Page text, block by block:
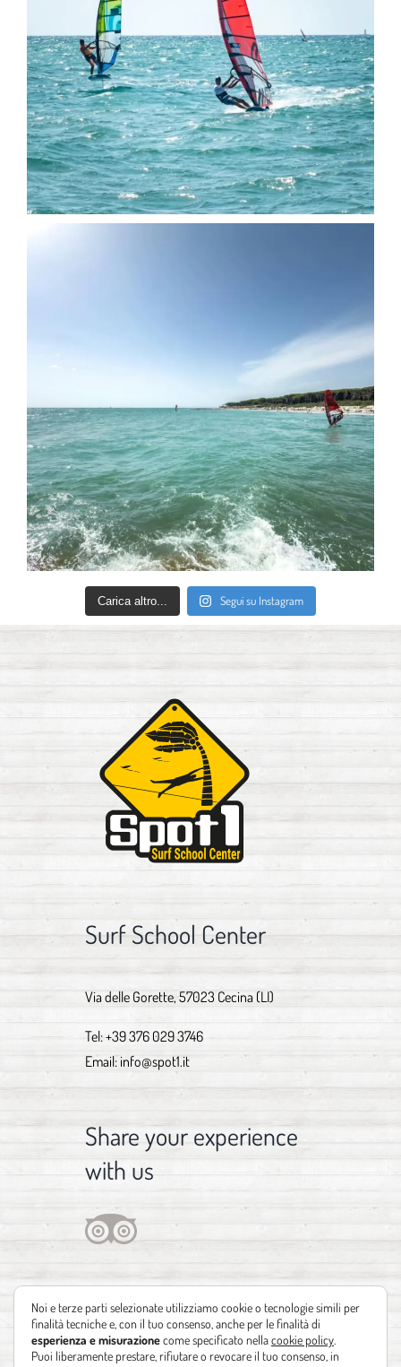
Carica altro... Segui su Instagram
Surf School Center
Via delle Gorette, 57023 Cecina (LI)
Tel:+39 376 029 3746
Email: info@spot1.it
Share your experience
with us
Noi e terze parti selezionate utilizziamo cookie o tecnologie simili per
finalità tecniche e, con il tuo consenso, anche per le finalità di
esperienza e misurazionecome specificato nellacookie policy
Puoi liberamente prestare, rifiutare o revocare il tuo consenso, in